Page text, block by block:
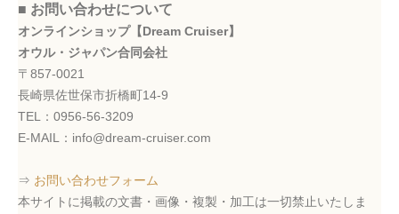
■ お問い合わせについて
オンラインショップ【Dream Cruiser】
オウル・ジャパン合同会社
〒857-0021
長崎県佐世保市折橋町14-9
TEL：0956-56-3209
E-MAIL：info@dream-cruiser.com
⇒ お問い合わせフォーム
本サイトに掲載の文書・画像・複製・加工は一切禁止いたしま